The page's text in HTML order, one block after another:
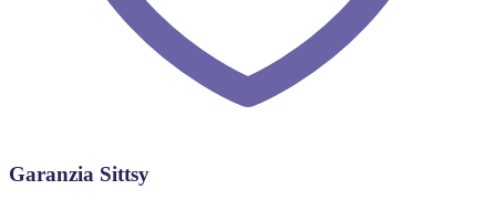
Garanzia Sittsy